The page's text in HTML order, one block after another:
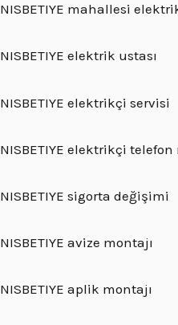
NISBETIYE mahallesi
NISBETIYE elektrik ustası
NISBETIYE elektrikçi servisi
NISBETIYE elektrikçi
NISBETIYE sigorta değişimi
NISBETIYE avize montajı
NISBETIYE aplik montajı